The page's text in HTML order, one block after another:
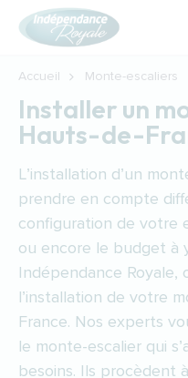
Aller au contenu principal
Accueil Monte-escaliers
Installer un
Hauts-de-
L’installation d’un
prendre en compte
configuration de votre
ou encore le budget à
Indépendance Royale,
l’installation de votre
France. Nos experts
le monte-escalier qui
besoins. Ils procèdent